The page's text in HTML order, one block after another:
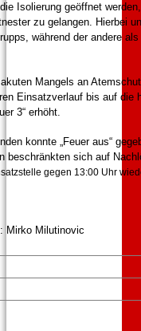
Isolierung geöffnet
zu gelangen. Hierbei
während der andere
Mangels an
Einsatzverlauf bis auf die
3“ erhöht.
konnte „Feuer aus“
beschränkten sich auf
gegen 13:00 Uhr
Mirko Milutinovic